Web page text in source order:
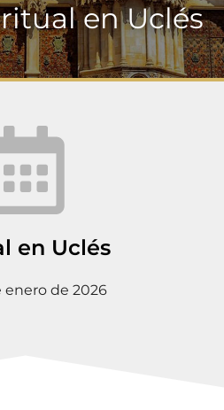
en Uclés
en Uclés
enero de 2026